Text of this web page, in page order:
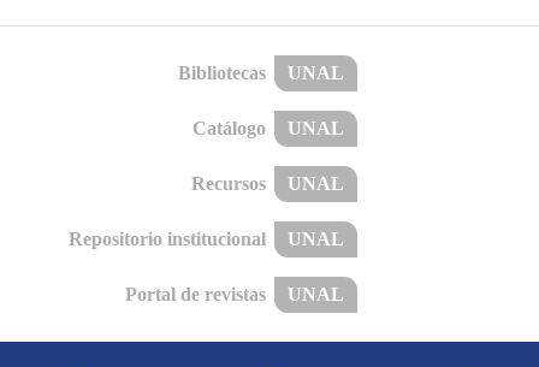
Bibliotecas UNAL
Catálogo UNAL
Recursos UNAL
Repositorio institucional UNAL
Portal de revistas UNAL